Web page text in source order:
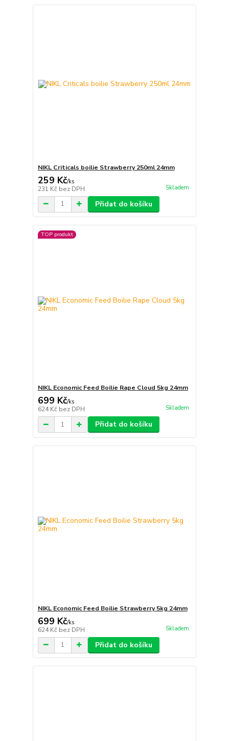
NIKL Criticals boilie Strawberry 250ml 24mm
259 Kč/ks
231 Kč bez DPH Skladem
Přidat do košíku
TOP produkt
NIKL Economic Feed Boilie Rape Cloud 5kg 24mm
699 Kč/ks
624 Kč bez DPH Skladem
Přidat do košíku
NIKL Economic Feed Boilie Strawberry 5kg 24mm
699 Kč/ks
624 Kč bez DPH Skladem
Přidat do košíku